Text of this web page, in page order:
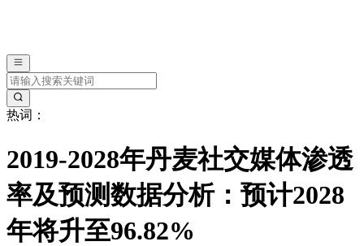
热词：
2019-2028年丹麦社交媒体渗透
率及预测数据分析：预计2028
年将升至96.82%